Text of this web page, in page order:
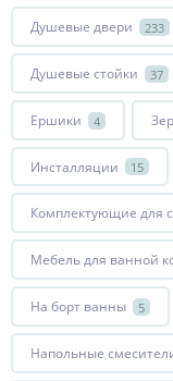
Душевые двери 233
Душевые стойки 37
Ершики 4
Инсталляции 15
Комплектующие для
Мебель для ванной
На борт ванны 5
Напольные